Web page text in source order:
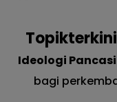
Ideologi
bagi